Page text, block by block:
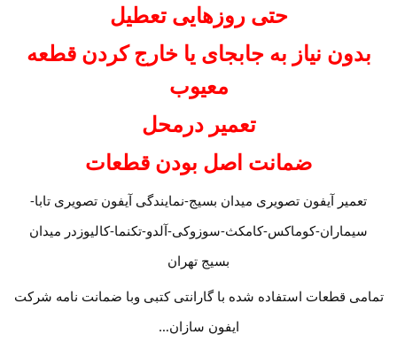
حتی روزهایی تعطیل
بدون نیاز به جابجای یا خارج کردن قطعه
معیوب
تعمیر درمحل
ضمانت اصل بودن قطعات
تعمیر آیفون تصویری میدان بسیج-نمایندگی آیفون تصویری تابا-
سیماران-کوماکس-کامکث-سوزوکی-آلدو-تکنما-کالیوزدر میدان
بسیج تهران
تمامی قطعات استفاده شده با گارانتی کتبی وبا ضمانت نامه شرکت
ایفون سازان…